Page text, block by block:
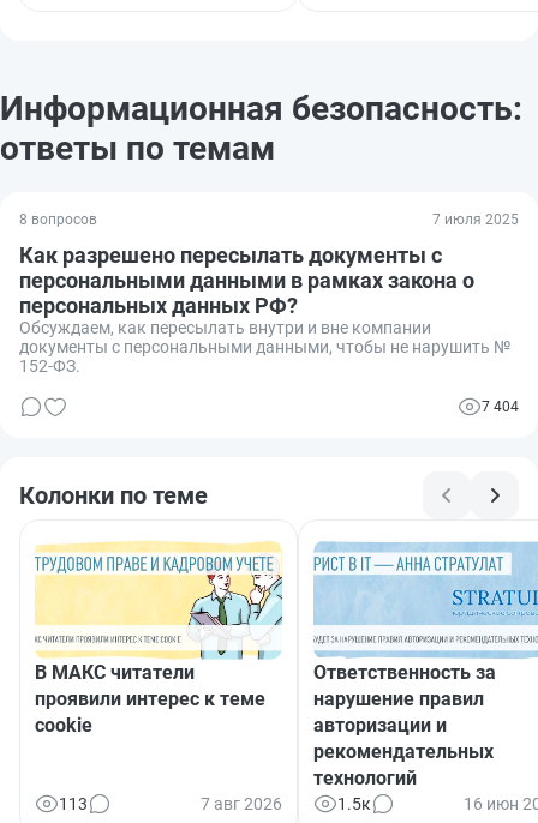
Информационная безопасность:
ответы по темам
8 вопросов 7 июля 2025
Как разрешено пересылать документы с
персональными данными в рамках закона о
персональных данных РФ?
Обсуждаем, как пересылать внутри и вне компании
документы с персональными данными, чтобы не нарушить №
152-ФЗ.
7 404
Колонки по теме
В МАКС читатели
проявили интерес к теме
cookie
113 7 авг 2026
Ответственность за
нарушение правил
авторизации и
рекомендательных
технологий
1.5к 16 июн